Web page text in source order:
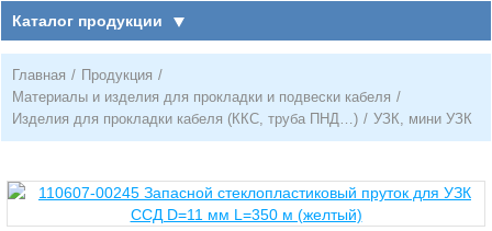
Каталог продукции
Главная / Продукция /
Материалы и изделия для прокладки и подвески кабеля /
Изделия для прокладки кабеля (ККС, труба ПНД…) / УЗК, мини УЗК